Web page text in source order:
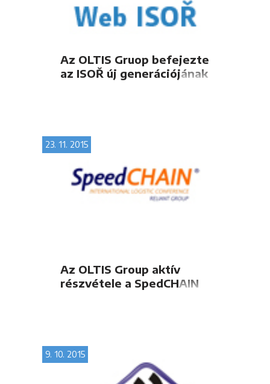
Az OLTIS Gruop befejezte
az ISOŘ új generációjának
23. 11. 2015
Az OLTIS Group aktív
részvétele a SpedCHAIN
9. 10. 2015